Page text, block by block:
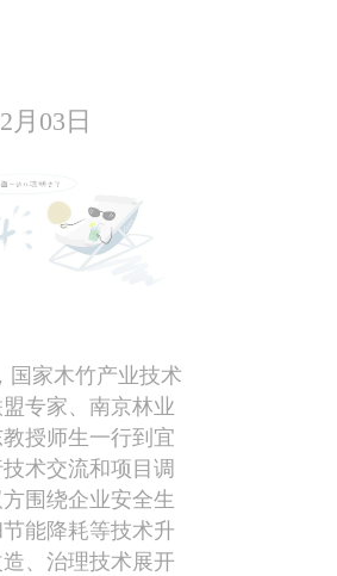
月03日
国家木竹产业技术
专家、南京林业
授师生一行到宜
术交流和项目调
围绕企业安全生
能降耗等技术升
、治理技术展开